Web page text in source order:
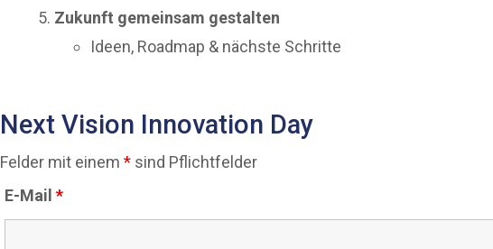
Zukunft gemeinsam gestalten
Ideen, Roadmap & nächste Schritte
Next Vision Innovation Day
Felder mit einem * sind Pflichtfelder
E-Mail *